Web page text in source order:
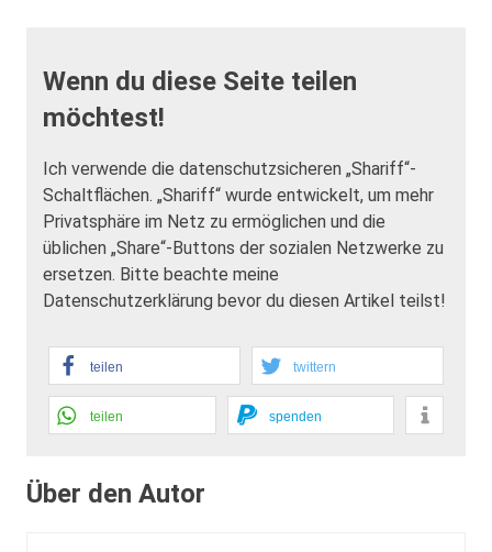
Wenn du diese Seite teilen
möchtest!
Ich verwende die datenschutzsicheren „Shariff“-
Schaltflächen. „Shariff“ wurde entwickelt, um mehr
Privatsphäre im Netz zu ermöglichen und die
üblichen „Share“-Buttons der sozialen Netzwerke zu
ersetzen. Bitte beachte meine
Datenschutzerklärung bevor du diesen Artikel teilst!
teilen twittern
teilen spenden
Über den Autor